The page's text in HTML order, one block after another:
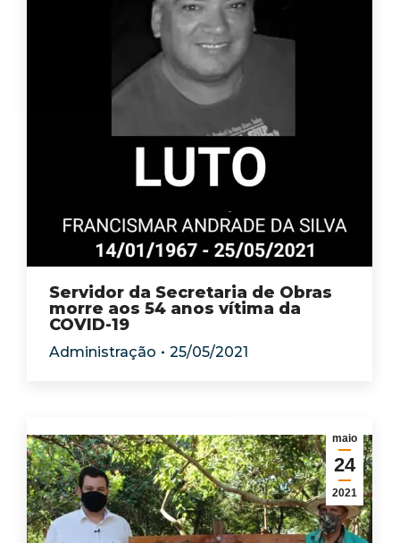
Servidor da Secretaria de Obras
morre aos 54 anos vítima da
COVID-19
Administração 25/05/2021
maio
24
2021